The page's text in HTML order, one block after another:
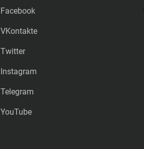
Facebook
VKontakte
Twitter
Instagram
Telegram
YouTube